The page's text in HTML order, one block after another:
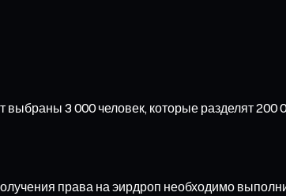
3 000 человек, которые разделят 200
права на эирдроп необходимо